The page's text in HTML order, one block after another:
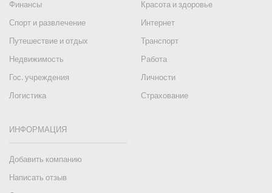
Финансы
Красота и здоровье
Спорт и развлечение
Интернет
Путешествие и отдых
Транспорт
Недвижимость
Работа
Гос. учреждения
Личности
Логистика
Страхование
ИНФОРМАЦИЯ
Добавить компанию
Написать отзыв